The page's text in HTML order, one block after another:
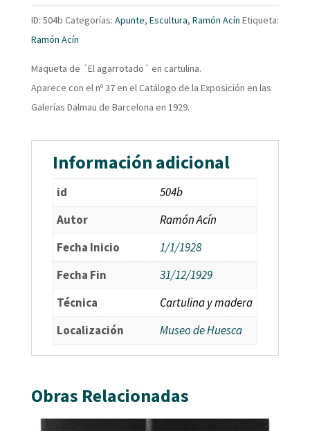
ID: 504b Categorías: Apunte, Escultura, Ramón Acín Etiqueta:
Ramón Acín
Maqueta de ´El agarrotado´ en cartulina.
Aparece con el nº 37 en el Catálogo de la Exposición en las
Galerías Dalmau de Barcelona en 1929.
Información adicional
id
504b
Autor
Ramón Acín
Fecha Inicio
1/1/1928
Fecha Fin
31/12/1929
Técnica
Cartulina y madera
Localización
Museo de Huesca
Obras Relacionadas